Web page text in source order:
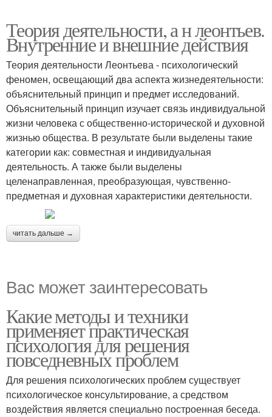
Теория деятельности, а н леонтьев.
Внутренние и внешние действия
Теория деятельности Леонтьева - психологический
феномен, освещающий два аспекта жизнедеятельности:
объяснительный принцип и предмет исследований.
Объяснительный принцип изучает связь индивидуальной
жизни человека с общественно-исторической и духовной
жизнью общества. В результате были выделены такие
категории как: совместная и индивидуальная
деятельность. А также были выделены
целенаправленная, преобразующая, чувственно-
предметная и духовная характеристики деятельности.
читать дальше →
Вас может заинтересовать
Какие методы и техники
применяет практическая
психология для решения
повседневных проблем
Для решения психологических проблем существует
психологическое консультирование, а средством
воздействия является специально построенная беседа.